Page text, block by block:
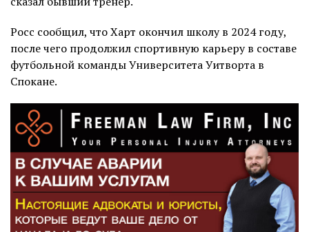
Росс сообщил, что Харт окончил школу в 2024 году,
после чего продолжил спортивную карьеру в составе
футбольной команды Университета Уитворта в
Спокане.